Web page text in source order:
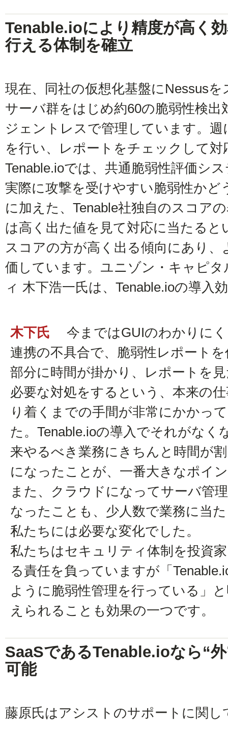
Tenable.ioにより精度が高く
行える体制を確立
現在、同社の仮想化基盤にNessus
サーバ群をはじめ約60の脆弱性検出
ジェントレスで管理しています。
を行い、レポートをチェックして
Tenable.ioでは、共通脆弱性評価シ
実際に攻撃を受けやすい脆弱性か
に加えた、Tenable社独自のスコア
は高く出た値を見て対応に当たると
スコアの方が高く出る傾向にあり
価しています。ユニゾン・キャピ
ィ 木下浩一氏は、Tenable.ioの導入
木下氏
今まではGUIのわかりに
連携の不具合で、脆弱性レポート
部分に時間が掛かり、レポートを
必要な対処をするという、本来の
り着くまでの手間が非常にかかっ
た。Tenable.ioの導入でそれがなく
来やるべき業務にきちんと時間が
になったことが、一番大きなポイ
また、クラウドになってサーバ管
なったことも、少人数で業務に当
私たちには必要な変化でした。
私たちはセキュリティ体制を投資
る責任を負っていますが「
ように脆弱性管理を行っている」
えられることも効果の一つです。
SaaSであるTenable.ioなら“
可能
藤原氏はアシストのサポートに関し